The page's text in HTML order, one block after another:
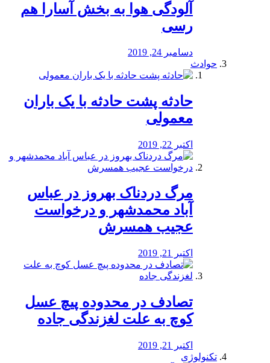
آلودگی هوا به بخش آسارا هم
رسی
دسامبر 24, 2019
حوادث
️حادثه پشت حادثه با یک باران
معمولی
اکتبر 22, 2019
مرگ دردناک بهروز در عباس
آباد محمدشهر و درخواست
عجیب همسرش
اکتبر 21, 2019
تصادف در محدوده پیچ عسل
کوچ به علت لغزندگی جاده
اکتبر 21, 2019
تکنولوژی